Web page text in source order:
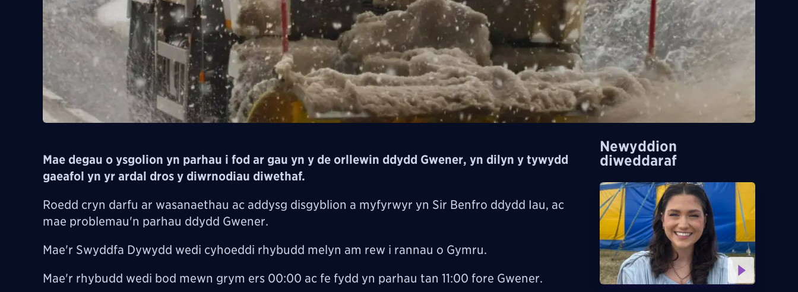
Mae degau o ysgolion yn parhau i fod ar gau yn y de orllewin ddydd Gwener, yn dilyn y tywydd
gaeafol yn yr ardal dros y diwrnodiau diwethaf.
Roedd cryn darfu ar wasanaethau ac addysg disgyblion a myfyrwyr yn Sir Benfro ddydd Iau, ac
mae problemau'n parhau ddydd Gwener.
Mae'r Swyddfa Dywydd wedi cyhoeddi rhybudd melyn am rew i rannau o Gymru.
Mae'r rhybudd wedi bod mewn grym ers 00:00 ac fe fydd yn parhau tan 11:00 fore Gwener.
Newyddion
diweddaraf